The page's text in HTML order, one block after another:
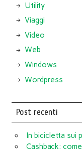
Utility
Viaggi
Video
Web
Windows
Wordpress
Post recenti
In bicicletta sui
Cashback: